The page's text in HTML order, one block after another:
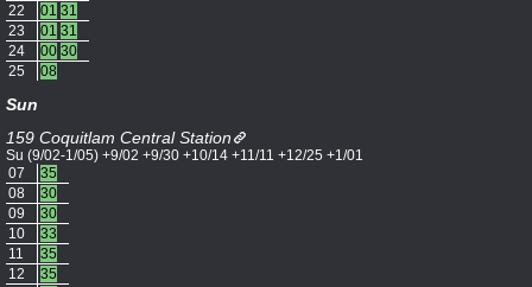
22
01 31
23
01 31
24
00 30
25
08
Sun
159 Coquitlam Central Station
Su (9/02-1/05) +9/02 +9/30 +10/14 +11/11 +12/25 +1/01
07
35
08
30
09
30
10
33
11
35
12
35